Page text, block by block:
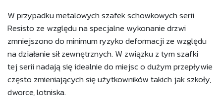
W przypadku metalowych szafek schowkowych serii
Resisto ze względu na specjalne wykonanie drzwi
zmniejszono do minimum ryzyko deformacji ze względu
na działanie sił zewnętrznych. W związku z tym szafki
tej serii nadają się idealnie do miejsc o dużym przepływie
często zmieniających się użytkowników takich jak szkoły,
dworce, lotniska.